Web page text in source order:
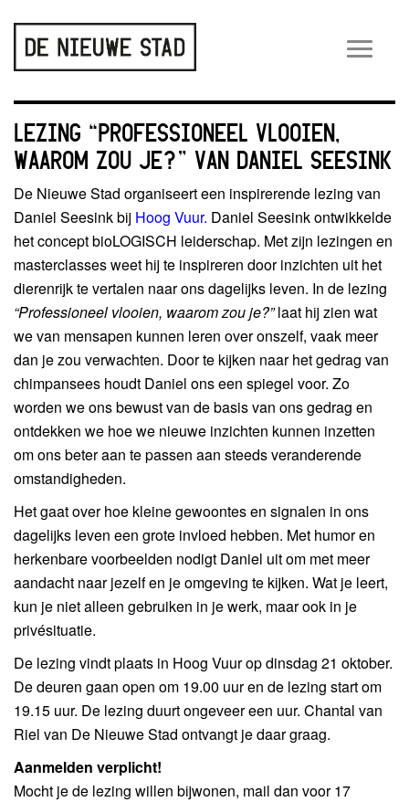
LEZING “PROFESSIONEEL VLOOIEN,
WAAROM ZOU JE?” VAN DANIEL SEESINK
De Nieuwe Stad organiseert een inspirerende lezing van
Daniel Seesink bij Hoog Vuur. Daniel Seesink ontwikkelde
het concept bioLOGISCH leiderschap. Met zijn lezingen en
masterclasses weet hij te inspireren door inzichten uit het
dierenrijk te vertalen naar ons dagelijks leven. In de lezing
“Professioneel vlooien, waarom zou je?”laat hij zien wat
we van mensapen kunnen leren over onszelf, vaak meer
dan je zou verwachten. Door te kijken naar het gedrag van
chimpansees houdt Daniel ons een spiegel voor. Zo
worden we ons bewust van de basis van ons gedrag en
ontdekken we hoe we nieuwe inzichten kunnen inzetten
om ons beter aan te passen aan steeds veranderende
omstandigheden.
Het gaat over hoe kleine gewoontes en signalen in ons
dagelijks leven een grote invloed hebben. Met humor en
herkenbare voorbeelden nodigt Daniel uit om met meer
aandacht naar jezelf en je omgeving te kijken. Wat je leert,
kun je niet alleen gebruiken in je werk, maar ook in je
privésituatie.
De lezing vindt plaats in Hoog Vuur op dinsdag 21 oktober.
De deuren gaan open om 19.00 uur en de lezing start om
19.15 uur. De lezing duurt ongeveer een uur. Chantal van
Riel van De Nieuwe Stad ontvangt je daar graag.
Aanmelden verplicht!
Mocht je de lezing willen bijwonen, mail dan voor 17